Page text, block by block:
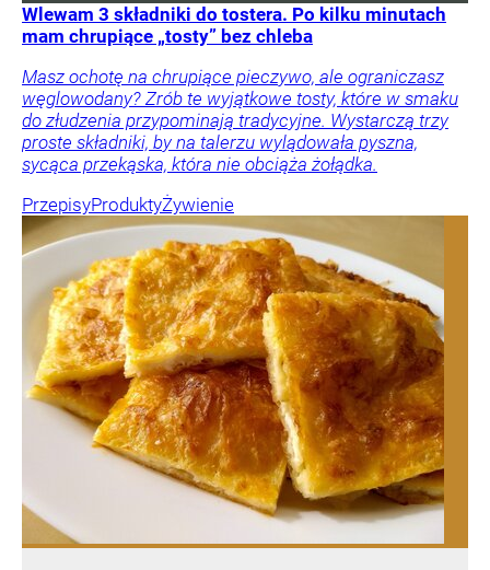
Wlewam 3 składniki do tostera. Po kilku minutach
mam chrupiące „tosty” bez chleba
Masz ochotę na chrupiące pieczywo, ale ograniczasz
węglowodany? Zrób te wyjątkowe tosty, które w smaku
do złudzenia przypominają tradycyjne. Wystarczą trzy
proste składniki, by na talerzu wylądowała pyszna,
sycąca przekąska, która nie obciąża żołądka.
PrzepisyProduktyŻywienie